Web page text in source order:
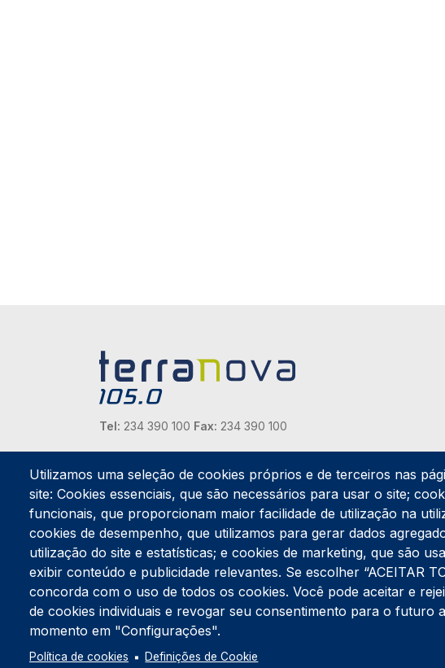
Tel: 234 390 100 Fax: 234 390 100
Endereço Postal
Apartado 42
Rua Gil Eanes 31
3834-908 Gafanha da Nazaré
Estúdios
Rua Prior Guerra
Edifício do Centro Cultural da Gafanha da Nazaré
3830-556 Gafanha da Nazaré
Utilizamos uma seleção de cookies próprios e de terceiros nas
site: Cookies essenciais, que são necessários para usar o site;
funcionais, que proporcionam maior facilidade de utilização na
cookies de desempenho, que utilizamos para gerar dados
utilização do site e estatísticas; e cookies de marketing, que são
exibir conteúdo e publicidade relevantes. Se escolher “ACEITAR
concorda com o uso de todos os cookies. Você pode aceitar e
de cookies individuais e revogar seu consentimento para o futuro
momento em "Configurações".
Política de cookies Definições de Cookie